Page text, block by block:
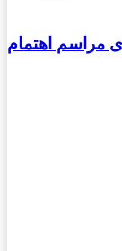
مراسم اهتمام